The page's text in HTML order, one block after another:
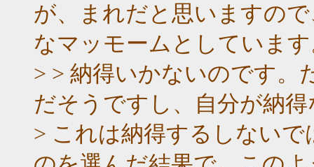
が、まれだと思いますの
なマッモームとしていま
> > 納得いかないのです。
だそうですし、自分が納
> これは納得するしない